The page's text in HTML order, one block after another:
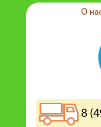
О
8